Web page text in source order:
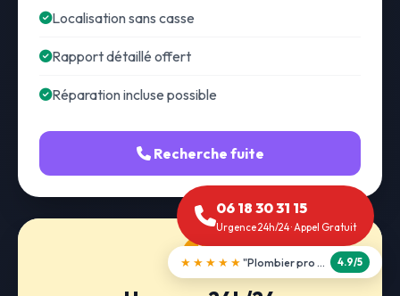
Localisation sans casse
Rapport détaillé offert
Réparation incluse possible
Recherche fuite
06 18 30 31 15
Urgence 24h/24 · Appel Gratuit
★★★★★ "Débouchage WC en 30 min" 5.0/5